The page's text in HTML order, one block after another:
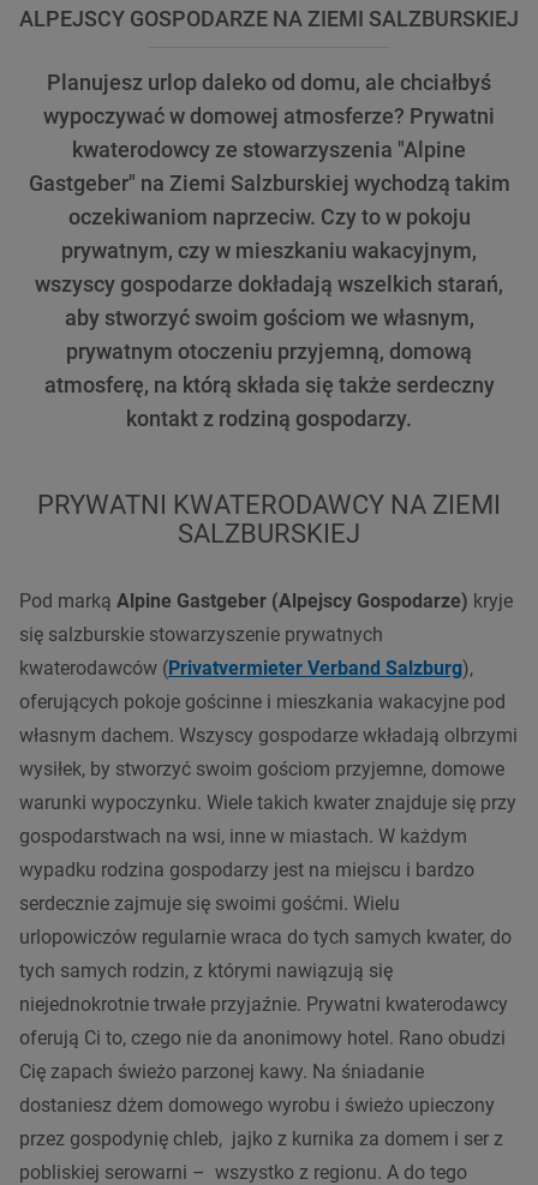
ALPEJSCY GOSPODARZE NA ZIEMI SALZBURSKIEJ
Planujesz urlop daleko od domu, ale chciałbyś
wypoczywać w domowej atmosferze? Prywatni
kwaterodowcy ze stowarzyszenia "Alpine
Gastgeber" na Ziemi Salzburskiej wychodzą takim
oczekiwaniom naprzeciw. Czy to w pokoju
prywatnym, czy w mieszkaniu wakacyjnym,
wszyscy gospodarze dokładają wszelkich starań,
aby stworzyć swoim gościom we własnym,
prywatnym otoczeniu przyjemną, domową
atmosferę, na którą składa się także serdeczny
kontakt z rodziną gospodarzy.
PRYWATNI KWATERODAWCY NA ZIEMI
SALZBURSKIEJ
Pod marką Alpine Gastgeber (Alpejscy Gospodarze) kryje
się salzburskie stowarzyszenie prywatnych
kwaterodawców (Privatvermieter Verband Salzburg),
oferujących pokoje gościnne i mieszkania wakacyjne pod
własnym dachem. Wszyscy gospodarze wkładają olbrzymi
wysiłek, by stworzyć swoim gościom przyjemne, domowe
warunki wypoczynku. Wiele takich kwater znajduje się przy
gospodarstwach na wsi, inne w miastach. W każdym
wypadku rodzina gospodarzy jest na miejscu i bardzo
serdecznie zajmuje się swoimi gośćmi. Wielu
urlopowiczów regularnie wraca do tych samych kwater, do
tych samych rodzin, z którymi nawiązują się
niejednokrotnie trwałe przyjaźnie. Prywatni kwaterodawcy
oferują Ci to, czego nie da anonimowy hotel. Rano obudzi
Cię zapach świeżo parzonej kawy. Na śniadanie
dostaniesz dżem domowego wyrobu i świeżo upieczony
przez gospodynię chleb, jajko z kurnika za domem i ser z
pobliskiej serowarni – wszystko z regionu. A do tego